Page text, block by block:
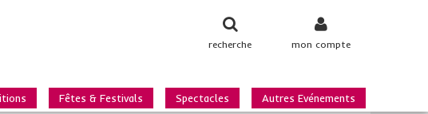
mon compte
recherche
Fêtes & Festivals Spectacles Autres Evénements